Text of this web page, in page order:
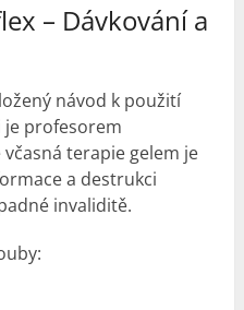
– Dávkování a
návod k použití
je profesorem
terapie gelem je
a destrukci
invaliditě.
: